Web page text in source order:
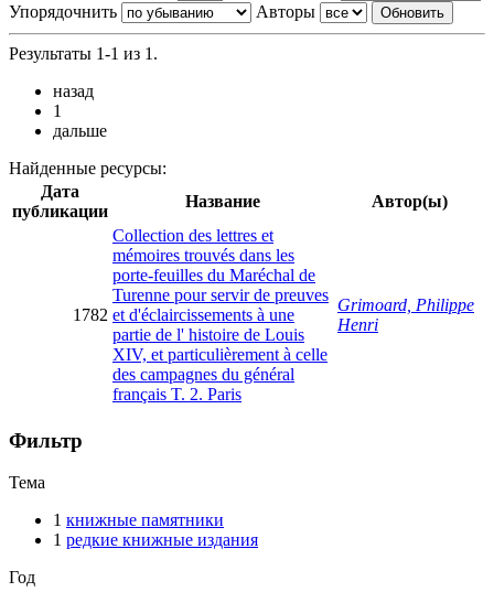
Упорядочнить
Авторы
Результаты 1-1 из 1.
назад
1
дальше
Найденные ресурсы:
Дата
публикации
Название Автор(ы)
1782
Collection des lettres et
mémoires trouvés dans les
porte-feuilles du Maréchal de
Turenne pour servir de preuves
et d'éclaircissements à une
partie de l' histoire de Louis
XIV, et particulièrement à celle
des campagnes du général
français T. 2. Paris
Grimoard, Philippe
Henri
Фильтр
Тема
1 книжные памятники
1 редкие книжные издания
Год